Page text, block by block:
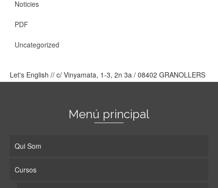
Noticies
PDF
Uncategorized
Let's English // c/ Vinyamata, 1-3, 2n 3a / 08402 GRANOLLERS
Menú principal
Qui Som
Cursos